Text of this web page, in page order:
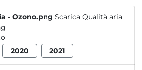
- Ozono.png Scarica Qualità aria
2020 2021